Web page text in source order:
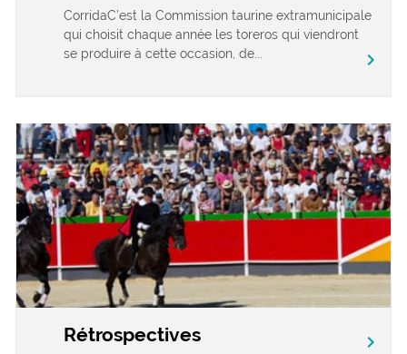
CorridaC’est la Commission taurine extramunicipale
qui choisit chaque année les toreros qui viendront
se produire à cette occasion, de...
chevron_right
Rétrospectives chevron_right